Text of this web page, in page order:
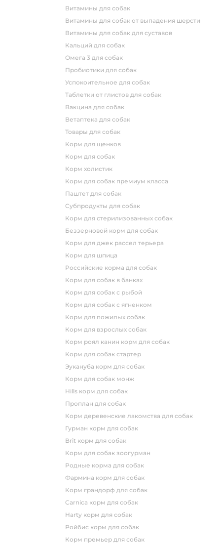
витамины для собак
витамины для собак от выпадения шерсти
витамины для собак для суставов
кальций для собак
омега 3 для собак
пробиотики для собак
успокоительное для собак
таблетки от глистов для собак
вакцина для собак
ветаптека для собак
товары для собак
корм для щенков
корм для собак
корм холистик
корм для собак премиум класса
паштет для собак
субпродукты для собак
корм для стерилизованных собак
беззерновой корм для собак
корм для джек рассел терьера
корм для шпица
российские корма для собак
корм для собак в банках
корм для собак с рыбой
корм для собак с ягненком
корм для пожилых собак
корм для взрослых собак
корм роял канин корм для собак
корм для собак стартер
эукануба корм для собак
корм для собак монж
hills корм для собак
проплан для собак
корм деревенские лакомства для собак
гурман корм для собак
brit корм для собак
корм для собак зоогурман
родные корма для собак
фармина корм для собак
корм грандорф для собак
carnica корм для собак
harty корм для собак
ройбис корм для собак
корм премьер для собак